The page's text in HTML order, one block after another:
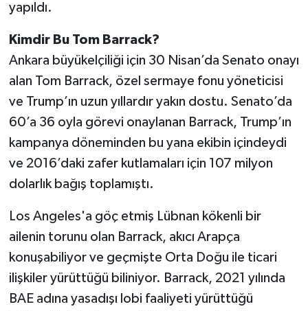
yapıldı.
Kimdir Bu Tom Barrack?
Ankara büyükelçiliği için 30 Nisan’da Senato onayı
alan Tom Barrack, özel sermaye fonu yöneticisi
ve Trump’ın uzun yıllardır yakın dostu. Senato’da
60’a 36 oyla görevi onaylanan Barrack, Trump’ın
kampanya döneminden bu yana ekibin içindeydi
ve 2016’daki zafer kutlamaları için 107 milyon
dolarlık bağış toplamıştı.
Los Angeles'a göç etmiş Lübnan kökenli bir
ailenin torunu olan Barrack, akıcı Arapça
konuşabiliyor ve geçmişte Orta Doğu ile ticari
ilişkiler yürüttüğü biliniyor. Barrack, 2021 yılında
BAE adına yasadışı lobi faaliyeti yürüttüğü